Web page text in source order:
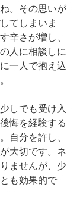
。その思いが
てしまいま
辛さが増し、
人に相談しに
一人で抱え込
しでも受け入
悔を経験する
自分を許し、
大切です。ネ
ませんが、少
も効果的で